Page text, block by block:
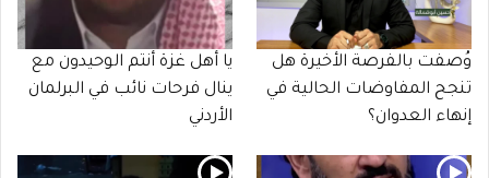
وُصفت بالفرصة الأخيرة هل
تنجح المفاوضات الحالية في
إنهاء العدوان؟
يا أهل غزة أنتم الوحيدون مع
ينال فرحات نائب في البرلمان
الأردني